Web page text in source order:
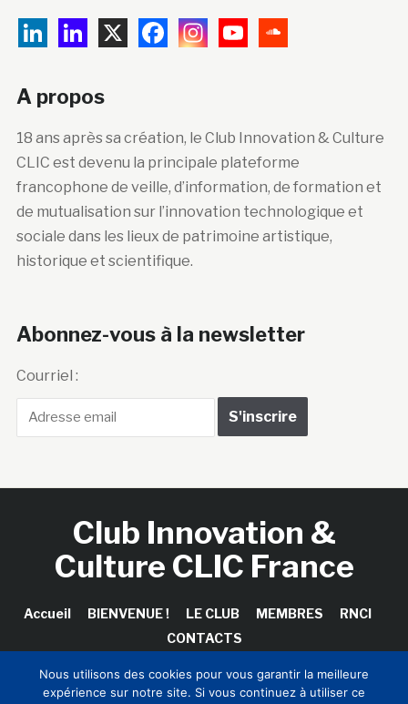
A propos
18 ans après sa création, le Club Innovation & Culture
CLIC est devenu la principale plateforme
francophone de veille, d’information, de formation et
de mutualisation sur l’innovation technologique et
sociale dans les lieux de patrimoine artistique,
historique et scientifique.
Abonnez-vous à la newsletter
Courriel :
Club Innovation &
Culture CLIC France
Accueil BIENVENUE ! LE CLUB MEMBRES
RNCI
CONTACTS
Nous utilisons des cookies pour vous garantir la meilleure
expérience sur notre site. Si vous continuez à utiliser ce